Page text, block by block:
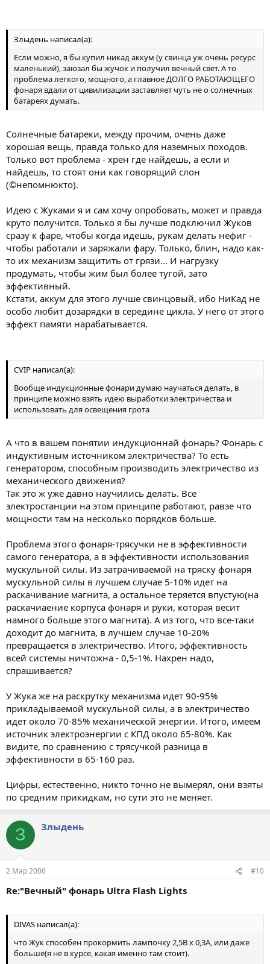
Злыдень написал(а):
Если можно, я бы купил никад аккум (у свинца уж очень ресурс
маленький), заюзал бы жучок и получил вечный свет. А то
проблема легкого, мощного, а главное ДОЛГО РАБОТАЮЩЕГО
фонаря вдали от цивилизации заставляет чуть не о солнечных
батареях думать.
Солнечные батареки, между прочим, очень даже
хорошая вещь, правда только для наземных походов.
Только вот проблема - хрен где найдешь, а если и
найдешь, то стоят они как говорящий слон
(©непомнюкто).
Идею с Жуками я и сам хочу опробовать, может и правда
круто получится. Только я бы лучше подключил Жуков
сразу к фаре, чтобы когда идешь, рукам делать нефиг -
чтобы работали и заряжали фару. Только, блин, надо как-
то их механизм защитить от грязи... И нагрузку
продумать, чтобы жим был более тугой, зато
эффективный.
Кстати, аккум для этого лучше свинцовый, ибо НиКад не
особо любит дозарядки в середине цикла. У него от этого
эффект памяти нарабатывается.
CVIP написал(а):
Вообще индукционные фонари думаю научаться делать, в
принципе можно взять идею выработки электричества и
использовать для освещения грота
А что в вашем понятии индукционнай фонарь? Фонарь с
индуктивным источником электричества? То есть
генератором, способным производить электричество из
механического движения?
Так это ж уже давно научились делать. Все
электростанции на этом принципе работают, равзе что
мощности там на несколько порядков больше.
Проблема этого фонаря-трясучки не в эффективности
самого генератора, а в эффективности использования
мускульной силы. Из затрачиваемой на тряску фонаря
мускульной силы в лучшем случае 5-10% идет на
раскачивание магнита, а остальное теряется впустую(на
раскачиаение корпуса фонаря и руки, которая весит
намного больше этого магнита). А из того, что все-таки
доходит до магнита, в лучшем случае 10-20%
превращается в электричество. Итого, эффективность
всей системы ничтожна - 0,5-1%. Нахрен надо,
спрашивается?
У Жука же на раскрутку механизма идет 90-95%
прикладываемой мускульной силы, а в электричество
идет около 70-85% механической энергии. Итого, имеем
источник электроэнергии с КПД около 65-80%. Как
видите, по сравнению с трясучкой разница в
эффективности в 65-160 раз.
Цифры, естественно, никто точно не вымерял, они взяты
по средним прикидкам, но сути это не меняет.
З Злыдень
2 Мар 2006 #10
Re:"Вечный" фонарь Ultra Flash Lights
DIVAS написал(а):
что Жук способен прокормить лампочку 2,5В х 0,3А, или даже
больше(я не в курсе, какая именно там стоит).